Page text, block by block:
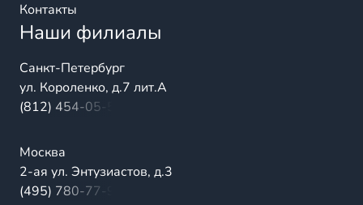
Контакты
Наши филиалы
Санкт-Петербург
ул. Короленко, д.7 лит.А
(812) 454-05-54
Москва
2-ая ул. Энтузиастов, д.3
(495) 780-77-98